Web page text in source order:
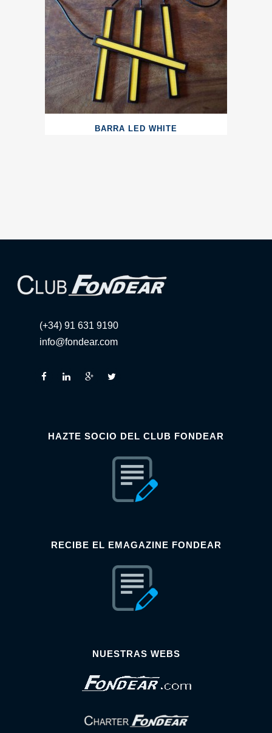
BARRA LED WHITE
(+34) 91 631 9190
info@fondear.com
HAZTE SOCIO DEL CLUB FONDEAR
RECIBE EL EMAGAZINE FONDEAR
NUESTRAS WEBS